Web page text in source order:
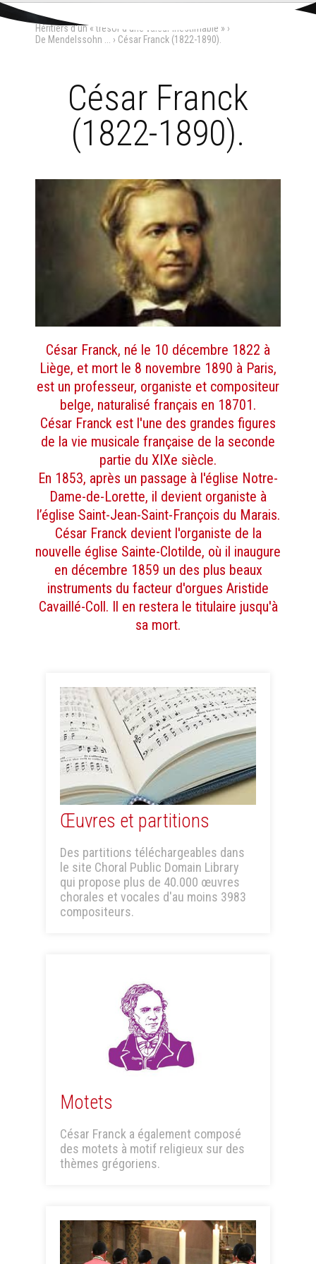
Aller
contenu.
Outils
personnels
Accueil
Héritiers d'un « trésor d'une valeur inestimable » ›
De Mendelssohn ...
› César Franck (1822-1890).
César Franck
(1822-1890).
César Franck, né le 10 décembre 1822 à
Liège, et mort le 8 novembre 1890 à Paris,
est un professeur, organiste et compositeur
belge, naturalisé français en 18701.
César Franck est l'une des grandes figures
de la vie musicale française de la seconde
partie du XIXe siècle.
En 1853, après un passage à l'église Notre-
Dame-de-Lorette, il devient organiste à
l’église Saint-Jean-Saint-François du Marais.
César Franck devient l'organiste de la
nouvelle église Sainte-Clotilde, où il inaugure
en décembre 1859 un des plus beaux
instruments du facteur d'orgues Aristide
Cavaillé-Coll. Il en restera le titulaire jusqu'à
sa mort.
Œuvres et partitions
Des partitions téléchargeables dans
le site Choral Public Domain Library
qui propose plus de 40.000 œuvres
chorales et vocales d'au moins 3983
compositeurs.
Motets
César Franck a également composé
des motets à motif religieux sur des
thèmes grégoriens.